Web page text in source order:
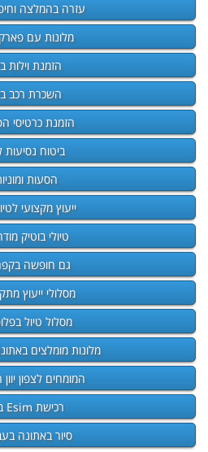
עזרה בהמלצה
מלונות עם
הזמנת וילות
השכרת רכב
הזמנת כרטיסי
ביטוח נסיעות
הסעות
ייעוץ מקצועי
טיולי בוטיק
גם חופשה
מסלולי ייעוץ
מסלול טיול
מלונות מומלצים
המומחים לצפון
רכישת Esim ביוון
סיור באתונה